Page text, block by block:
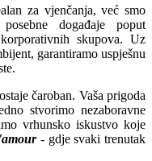
za vjenčanja, već smo
događaje poput
skupova. Uz
garantiramo uspješnu
čaroban. Vaša prigoda
stvorimo nezaboravne
vrhunsko iskustvo koje
- gdje svaki trenutak